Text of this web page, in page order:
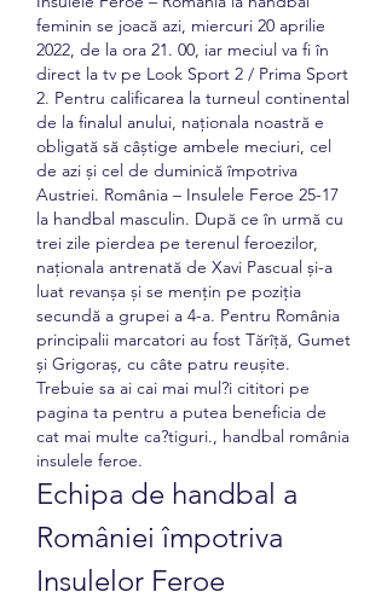
feminin se joacă azi, miercuri 20 aprilie
2022, de la ora 21. 00, iar meciul va fi în
direct la tv pe Look Sport 2 / Prima Sport
2. Pentru calificarea la turneul continental
de la finalul anului, naționala noastră e
obligată să câștige ambele meciuri, cel
de azi și cel de duminică împotriva
Austriei. România – Insulele Feroe 25-17
la handbal masculin. După ce în urmă cu
trei zile pierdea pe terenul feroezilor,
naționala antrenată de Xavi Pascual și-a
luat revanșa și se mențin pe poziția
secundă a grupei a 4-a. Pentru România
principalii marcatori au fost Tărîță, Gumet
și Grigoraș, cu câte patru reușite.
Trebuie sa ai cai mai mul?i cititori pe
pagina ta pentru a putea beneficia de
cat mai multe ca?tiguri., handbal românia
insulele feroe.
Echipa de handbal a
României împotriva
Insulelor Feroe